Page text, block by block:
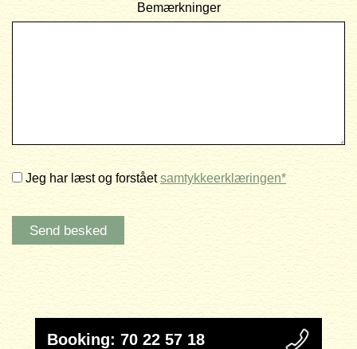
Bemærkninger
Jeg har læst og forståetsamtykkeerklæringen*
Booking: 70 22 57 18